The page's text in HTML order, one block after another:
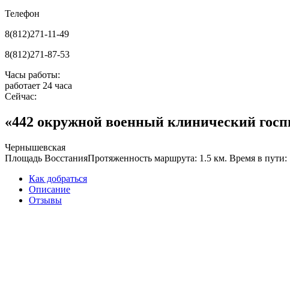
Телефон
8(812)271-11-49
8(812)271-87-53
Часы работы:
работает 24 часа
Сейчас:
«442 окружной военный клинический
Чернышевская
Площадь ВосстанияПротяженность маршрута: 1.5 км. Время в пути:
Как добраться
Описание
Отзывы